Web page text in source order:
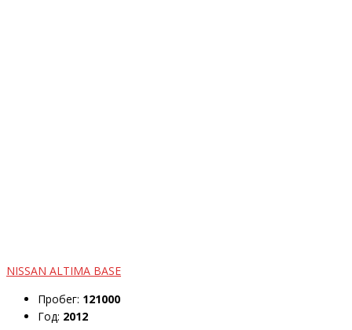
NISSAN ALTIMA BASE
Пробег: 121000
Год: 2012